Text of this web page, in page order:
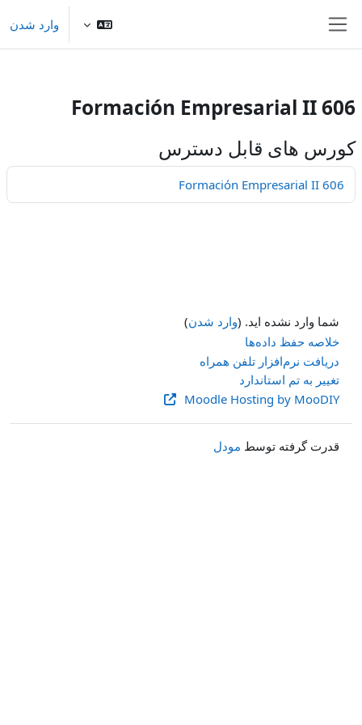
پرش به محتوای اصلی
وارد شدن
Formación Empresarial II 606
کورس های قابل دسترس
Formación Empresarial II 606
شما وارد نشده اید. (وارد شدن)
خلاصه حفظ داده‌ها
دریافت نرم‌افزار تلفن همراه
تغییر به تم استاندارد
Moodle Hosting by MooDIY
قدرت گرفته توسط مودل